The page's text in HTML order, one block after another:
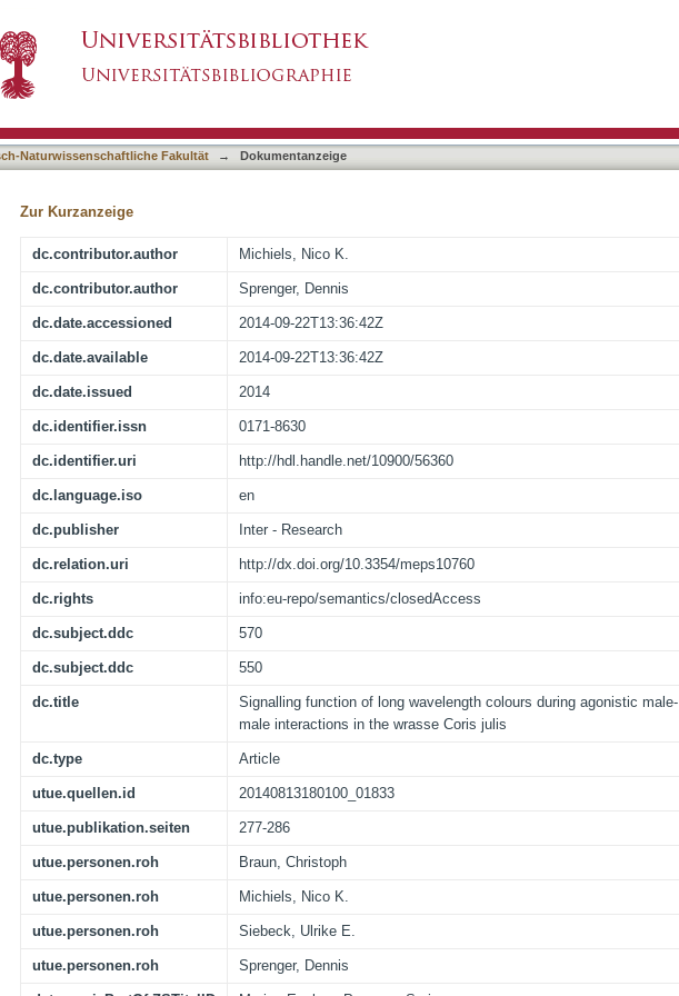
Naturwissenschaftliche Fakultät → Dokumentanzeige
Zur Kurzanzeige
dc.contributor.author Michiels, Nico K.
dc.contributor.author Sprenger, Dennis
dc.date.accessioned 2014-09-22T13:36:42Z
dc.date.available 2014-09-22T13:36:42Z
dc.date.issued 2014
dc.identifier.issn 0171-8630
dc.identifier.uri http://hdl.handle.net/10900/56360
dc.language.iso en
dc.publisher Inter - Research
dc.relation.uri http://dx.doi.org/10.3354/meps10760
dc.rights info:eu-repo/semantics/closedAccess
dc.subject.ddc 570
dc.subject.ddc 550
dc.title
Signalling function of long wavelength colours during agonistic male-
male interactions in the wrasse Coris julis
dc.type Article
utue.quellen.id 20140813180100_01833
utue.publikation.seiten 277-286
utue.personen.roh Braun, Christoph
utue.personen.roh Michiels, Nico K.
utue.personen.roh Siebeck, Ulrike E.
utue.personen.roh Sprenger, Dennis